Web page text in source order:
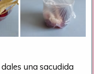
una sacudida